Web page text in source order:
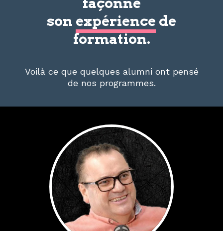
son expérience de
formation.
Voilà ce que quelques alumni ont pensé
de nos programmes.